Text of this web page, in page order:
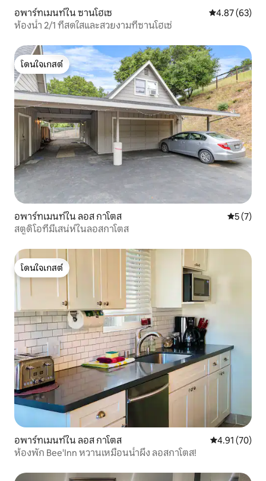
อพาร์ทเมนท์ใน ซานโฮเซ คะแนนเฉลี่ย
4.87 (63)
ห้องน้ำ 2/1 ที่สดใสและสวยงามที่ซานโฮเซ่
โดนใจเกสต์
โดนใจเกสต์
อพาร์ทเมนท์ใน ลอส กาโตส คะแนนเฉ
5 (7)
สตูดิโอที่มีเสน่ห์ในลอสกาโตส
โดนใจเกสต์
โดนใจเกสต์
อพาร์ทเมนท์ใน ลอส กาโตส คะแนนเฉลี่ย
4.91 (70)
ห้องพัก Bee'Inn หวานเหมือนน้ำผึ้ง ลอสกาโตส!